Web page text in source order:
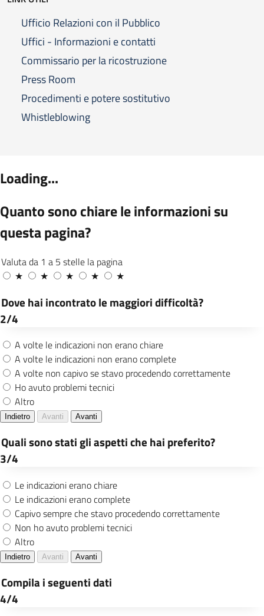
Ufficio Relazioni con il Pubblico
Uffici - Informazioni e contatti
Commissario per la ricostruzione
Press Room
Procedimenti e potere sostitutivo
Whistleblowing